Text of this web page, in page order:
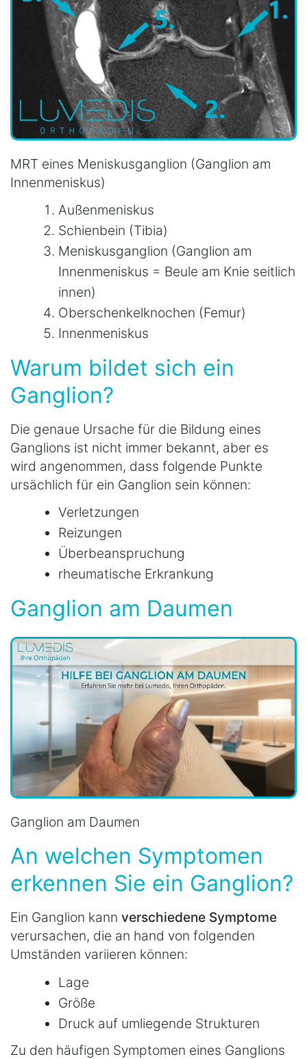
MRT eines Meniskusganglion (Ganglion am
Innenmeniskus)
Außenmeniskus
Schienbein (Tibia)
Meniskusganglion (Ganglion am
Innenmeniskus = Beule am Knie seitlich
innen)
Oberschenkelknochen (Femur)
Innenmeniskus
Warum bildet sich ein
Ganglion?
Die genaue Ursache für die Bildung eines
Ganglions ist nicht immer bekannt, aber es
wird angenommen, dass folgende Punkte
ursächlich für ein Ganglion sein können:
Verletzungen
Reizungen
Überbeanspruchung
rheumatische Erkrankung
Ganglion am Daumen
Ganglion am Daumen
An welchen Symptomen
erkennen Sie ein Ganglion?
Ein Ganglion kann verschiedene Symptome
verursachen, die an hand von folgenden
Umständen variieren können:
Lage
Größe
Druck auf umliegende Strukturen
Zu den häufigen Symptomen eines Ganglions